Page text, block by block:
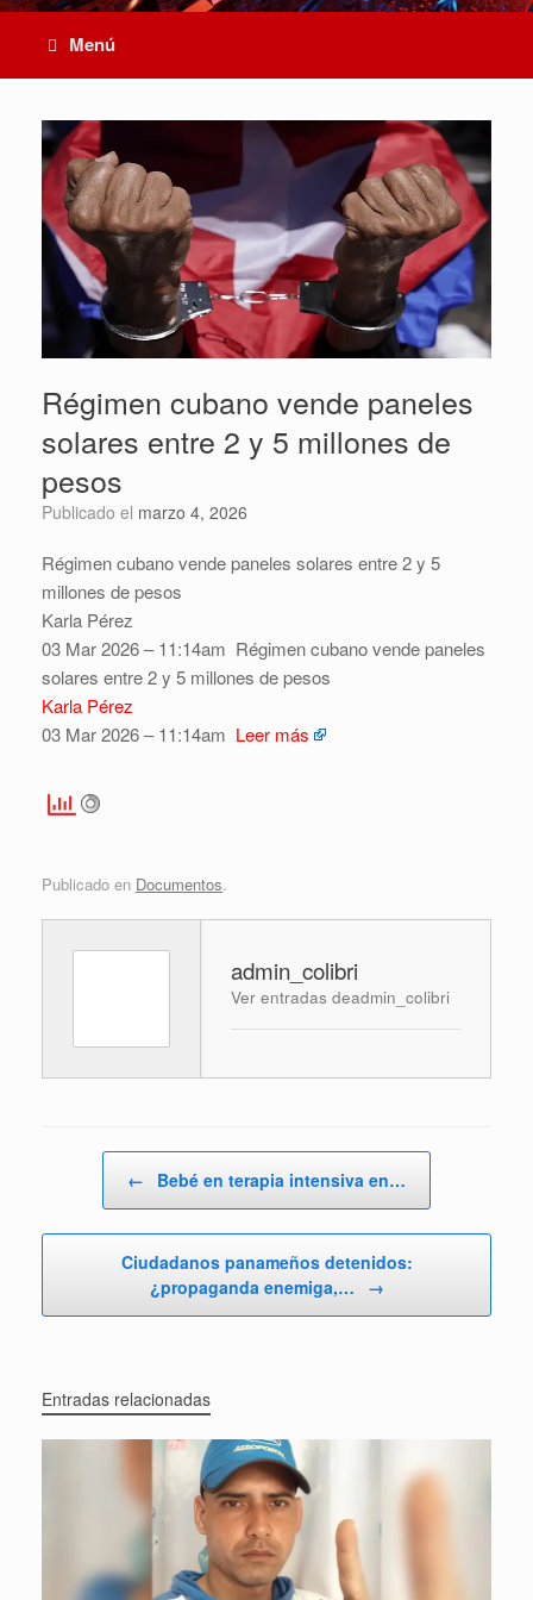
Menú
Régimen cubano vende paneles
solares entre 2 y 5 millones de
pesos
Publicado el marzo 4, 2026
Régimen cubano vende paneles solares entre 2 y 5
millones de pesos
Karla Pérez
03 Mar 2026 – 11:14am Régimen cubano vende paneles
solares entre 2 y 5 millones de pesos
Karla Pérez
03 Mar 2026 – 11:14am Leer más
Publicado en Documentos.
admin_colibri
Ver entradas deadmin_colibri
← Bebé en terapia intensiva en…
Ciudadanos panameños detenidos:
¿propaganda enemiga,…
→
Entradas relacionadas